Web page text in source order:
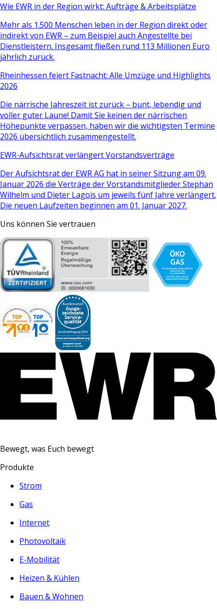
Wie EWR in der Region wirkt: Aufträge & Arbeitsplätze
Mehr als 1.500 Menschen leben in der Region direkt oder
indirekt von EWR – zum Beispiel auch Angestellte bei
Dienstleistern. Insgesamt fließen rund 113 Millionen Euro
jährlich zurück.
Rheinhessen feiert Fastnacht: Alle Umzüge und Highlights
2026
Die närrische Jahreszeit ist zurück – bunt, lebendig und
voller guter Laune! Damit Sie keinen der närrischen
Höhepunkte verpassen, haben wir die wichtigsten Termine
2026 übersichtlich zusammengestellt.
EWR-Aufsichtsrat verlängert Vorstandsverträge
Der Aufsichtsrat der EWR AG hat in seiner Sitzung am 09.
Januar 2026 die Verträge der Vorstandsmitglieder Stephan
Wilhelm und Dieter Lagois um jeweils fünf Jahre verlängert.
Die neuen Laufzeiten beginnen am 01. Januar 2027.
Uns können Sie vertrauen
Bewegt, was Euch bewegt
Produkte
Strom
Gas
Internet
Photovoltaik
E-Mobilität
Heizen & Kühlen
Bauen & Wohnen